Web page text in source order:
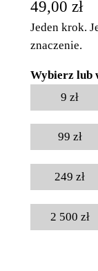
49,00 zł
Jeden krok.
znaczenie.
Wybierz lub
9zł
99 zł
249zł
2 500 zł